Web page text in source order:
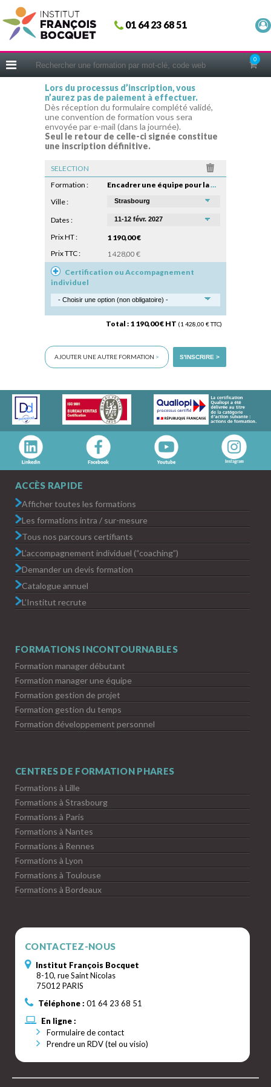
01 64 23 68 51
0
Fermer
ACCUEIL
CERIFICATIONS
INTRAS | SUR-MESURE
COACHING
EN PRATIQUE
CONSEILS MICRO-COACHING
PODCAST
WEBINAIRES
QUESTIONNAIRE GRATUIT
Lors du processus d’inscription, vous
n’aurez pas de paiement à effectuer.
Dès réception du formulaire complété validé,
une convention de formation vous sera
envoyée par e-mail (dans la journée).
Seul le retour de celle-ci signée constitue
une inscription définitive.
Total : 1 190,00 € HT (1 428,00 € TTC)
Formation :
Encadrer une équipe pour la première fois
Ville :
Dates :
Prix HT :
1 190,00 €
Prix TTC :
1 428,00 €
SELECTION
Certification ou Accompagnement
individuel
AJOUTER UNE AUTRE FORMATION > S'INSCRIRE >
ACCÈS RAPIDE
Afficher toutes les formations
Les formations intra / sur-mesure
Tous nos parcours certifiants
L’accompagnement individuel (“coaching”)
Demander un devis formation
Catalogue annuel
L’Institut recrute
FORMATIONS INCONTOURNABLES
Formation manager débutant
Formation manager une équipe
Formation gestion de projet
Formation gestion du temps
Formation développement personnel
CENTRES DE FORMATION PHARES
Formations à Lille
Formations à Strasbourg
Formations à Paris
Formations à Nantes
Formations à Rennes
Formations à Lyon
Formations à Toulouse
Formations à Bordeaux
CONTACTEZ-NOUS
Institut François Bocquet
8-10, rue Saint Nicolas
75012 PARIS
Téléphone : 01 64 23 68 51
En ligne :
Formulaire de contact
Prendre un RDV (tel ou visio)